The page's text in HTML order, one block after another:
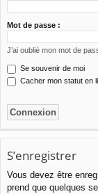
Mot de passe :
J’ai oublié mon mot de
Se souvenir de moi
Cacher mon statut en
S’enregistrer
Vous devez être
prend que quelques